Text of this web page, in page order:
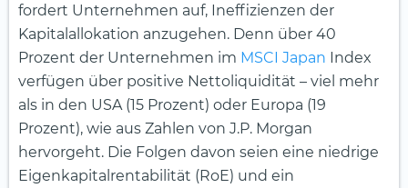
fordert Unternehmen auf, Ineffizienzen der
Kapitalallokation anzugehen. Denn über 40
Prozent der Unternehmen im MSCI Japan Index
verfügen über positive Nettoliquidität – viel mehr
als in den USA (15 Prozent) oder Europa (19
Prozent), wie aus Zahlen von J.P. Morgan
hervorgeht. Die Folgen davon seien eine niedrige
Eigenkapitalrentabilität (RoE) und ein